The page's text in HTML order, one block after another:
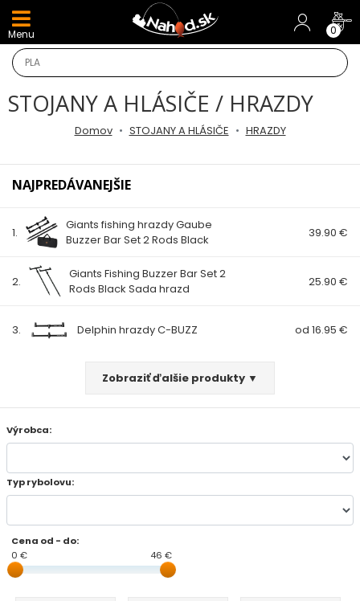
Menu 0
STOJANY A HLÁSIČE / HRAZDY
Domov STOJANY A HLÁSIČE HRAZDY
NAJPREDÁVANEJŠIE
1.
Giants fishing hrazdy Gaube
Buzzer Bar Set 2 Rods Black
39.90 €
2.
Giants Fishing Buzzer Bar Set 2
Rods Black Sada hrazd
25.90 €
3. Delphin hrazdy C-BUZZ od 16.95 €
Zobraziť ďalšie produkty ▼
Výrobca:
Typ rybolovu:
Cena od - do:
0 €
46 €
DARČEKY A AKCIE
TOP AKCIE
Darčeky
AKCIA 1+1
AKCIOVÝ CAMPING
SUMCOVÉ A MORSKÉ PRÚTY